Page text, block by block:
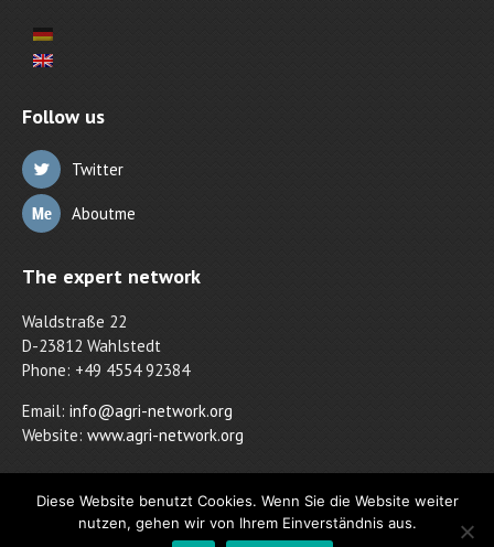
Follow us
Twitter
Aboutme
The expert network
Waldstraße 22
D-23812 Wahlstedt
Phone: +49 4554 92384
Email: info@agri-network.org
Website: www.agri-network.org
agri network © 2016 - 2023+
Diese Website benutzt Cookies. Wenn Sie die Website weiter
nutzen, gehen wir von Ihrem Einverständnis aus.